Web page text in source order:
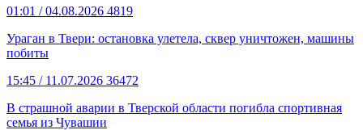
01:01 / 04.08.2026 4819
Ураган в Твери: остановка улетела, сквер уничтожен, машины
побиты
15:45 / 11.07.2026 36472
В страшной аварии в Тверской области погибла спортивная
семья из Чувашии